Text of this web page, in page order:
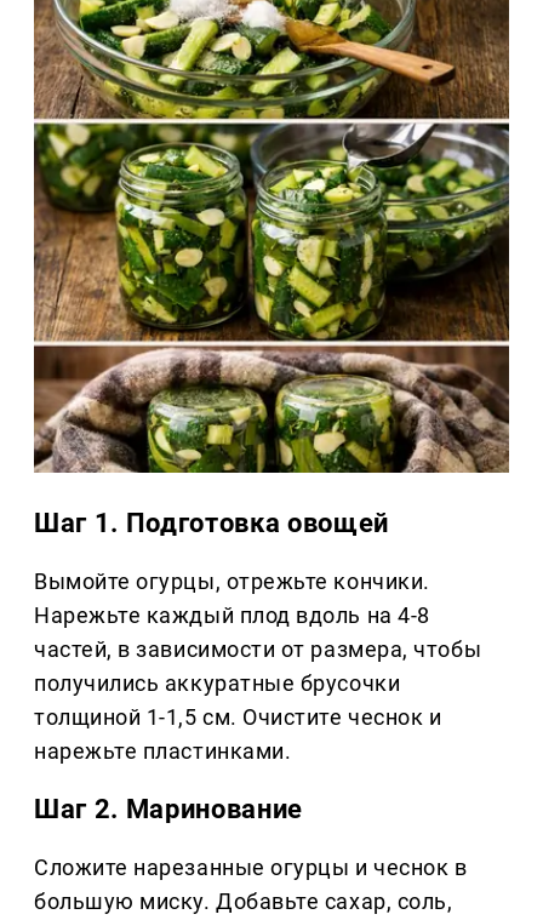
Шаг 1. Подготовка овощей
Вымойте огурцы, отрежьте кончики.
Нарежьте каждый плод вдоль на 4-8
частей, в зависимости от размера, чтобы
получились аккуратные брусочки
толщиной 1-1,5 см. Очистите чеснок и
нарежьте пластинками.
Шаг 2. Маринование
Сложите нарезанные огурцы и чеснок в
большую миску. Добавьте сахар, соль,